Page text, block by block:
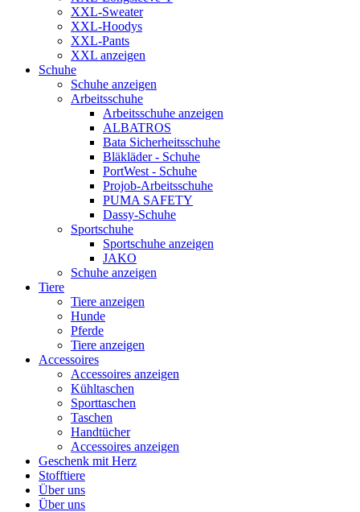
XXL-Sweater
XXL-Hoodys
XXL-Pants
XXL anzeigen
Schuhe
Schuhe anzeigen
Arbeitsschuhe
Arbeitsschuhe anzeigen
ALBATROS
Bata Sicherheitsschuhe
Bläkläder - Schuhe
PortWest - Schuhe
Projob-Arbeitsschuhe
PUMA SAFETY
Dassy-Schuhe
Sportschuhe
Sportschuhe anzeigen
JAKO
Schuhe anzeigen
Tiere
Tiere anzeigen
Hunde
Pferde
Tiere anzeigen
Accessoires
Accessoires anzeigen
Kühltaschen
Sporttaschen
Taschen
Handtücher
Accessoires anzeigen
Geschenk mit Herz
Stofftiere
Über uns
Über uns